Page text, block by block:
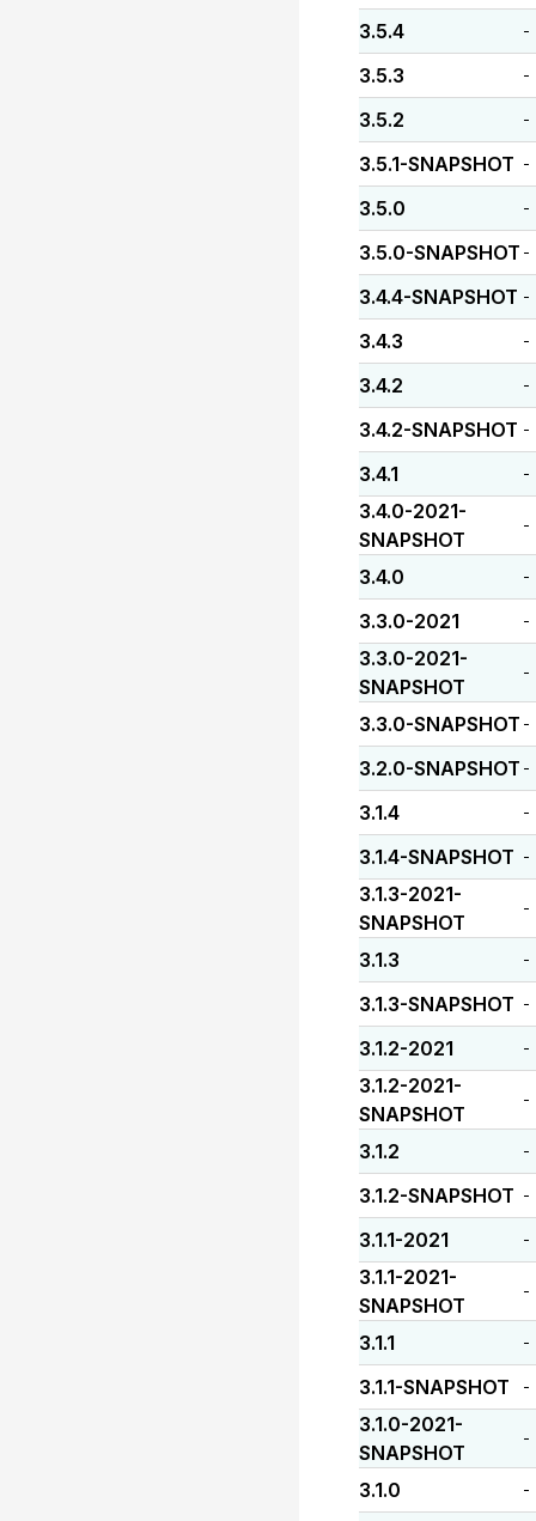
3.5.4 -
3.5.3 -
3.5.2 -
3.5.1-SNAPSHOT -
3.5.0 -
3.5.0-SNAPSHOT -
3.4.4-SNAPSHOT -
3.4.3 -
3.4.2 -
3.4.2-SNAPSHOT -
3.4.1 -
3.4.0-2021-
SNAPSHOT
-
3.4.0 -
3.3.0-2021 -
3.3.0-2021-
SNAPSHOT
-
3.3.0-SNAPSHOT -
3.2.0-SNAPSHOT -
3.1.4 -
3.1.4-SNAPSHOT -
3.1.3-2021-
SNAPSHOT
-
3.1.3 -
3.1.3-SNAPSHOT -
3.1.2-2021 -
3.1.2-2021-
SNAPSHOT
-
3.1.2 -
3.1.2-SNAPSHOT -
3.1.1-2021 -
3.1.1-2021-
SNAPSHOT
-
3.1.1 -
3.1.1-SNAPSHOT -
3.1.0-2021-
SNAPSHOT
-
3.1.0 -